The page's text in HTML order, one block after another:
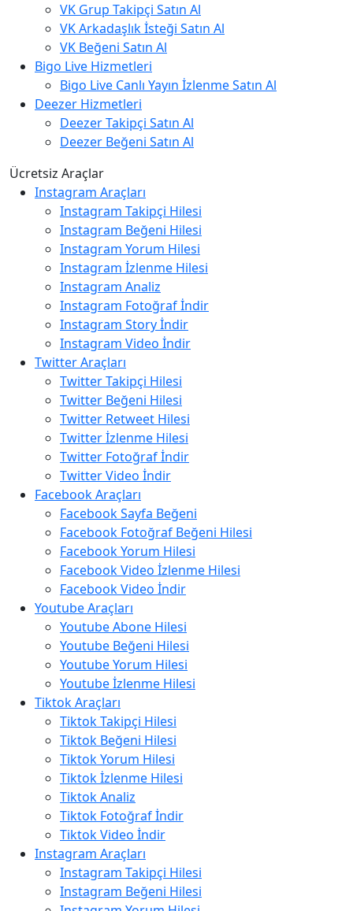
VK Grup Takipçi Satın Al
VK Arkadaşlık İsteği Satın Al
VK Beğeni Satın Al
Bigo Live Hizmetleri
Bigo Live Canlı Yayın İzlenme Satın Al
Deezer Hizmetleri
Deezer Takipçi Satın Al
Deezer Beğeni Satın Al
Ücretsiz Araçlar
Instagram Araçları
Instagram Takipçi Hilesi
Instagram Beğeni Hilesi
Instagram Yorum Hilesi
Instagram İzlenme Hilesi
Instagram Analiz
Instagram Fotoğraf İndir
Instagram Story İndir
Instagram Video İndir
Twitter Araçları
Twitter Takipçi Hilesi
Twitter Beğeni Hilesi
Twitter Retweet Hilesi
Twitter İzlenme Hilesi
Twitter Fotoğraf İndir
Twitter Video İndir
Facebook Araçları
Facebook Sayfa Beğeni
Facebook Fotoğraf Beğeni Hilesi
Facebook Yorum Hilesi
Facebook Video İzlenme Hilesi
Facebook Video İndir
Youtube Araçları
Youtube Abone Hilesi
Youtube Beğeni Hilesi
Youtube Yorum Hilesi
Youtube İzlenme Hilesi
Tiktok Araçları
Tiktok Takipçi Hilesi
Tiktok Beğeni Hilesi
Tiktok Yorum Hilesi
Tiktok İzlenme Hilesi
Tiktok Analiz
Tiktok Fotoğraf İndir
Tiktok Video İndir
Instagram Araçları
Instagram Takipçi Hilesi
Instagram Beğeni Hilesi